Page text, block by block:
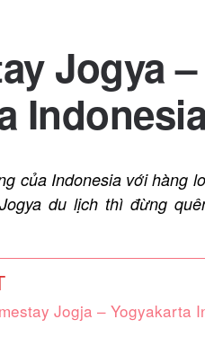
Jogya
của Indonesia với hàng
du lịch thì đừng
Jogja – Yogyakarta